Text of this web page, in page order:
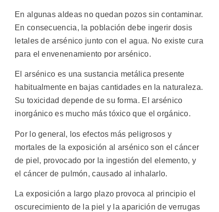
En algunas aldeas no quedan pozos sin contaminar.
En consecuencia, la población debe ingerir dosis
letales de arsénico junto con el agua. No existe cura
para el envenenamiento por arsénico.
El arsénico es una sustancia metálica presente
habitualmente en bajas cantidades en la naturaleza.
Su toxicidad depende de su forma. El arsénico
inorgánico es mucho más tóxico que el orgánico.
Por lo general, los efectos más peligrosos y
mortales de la exposición al arsénico son el cáncer
de piel, provocado por la ingestión del elemento, y
el cáncer de pulmón, causado al inhalarlo.
La exposición a largo plazo provoca al principio el
oscurecimiento de la piel y la aparición de verrugas